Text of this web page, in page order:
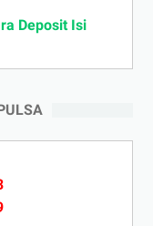
Deposit Isi